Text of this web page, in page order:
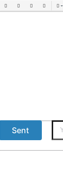
Bold Italic Underline
Sent